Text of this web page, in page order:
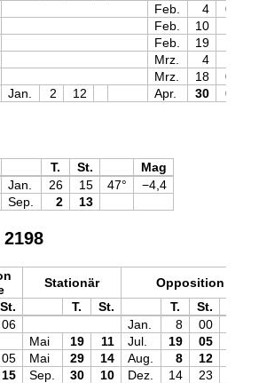
Feb. 4 08
Feb. 10
Feb. 19
Mrz. 4
Mrz. 18 06
Jan. 2 12 Apr. 30 01
T. St.
Mag
Jan. 26 15 47°
−4,4
Sep. 2 13
Stationär
Opposition
St. T. St. T. St.
06 Jan. 8 00
Mai 19 11 Jul. 19 05
05 Mai 29 14 Aug. 8 12
15 Sep. 30 10 Dez. 14 23